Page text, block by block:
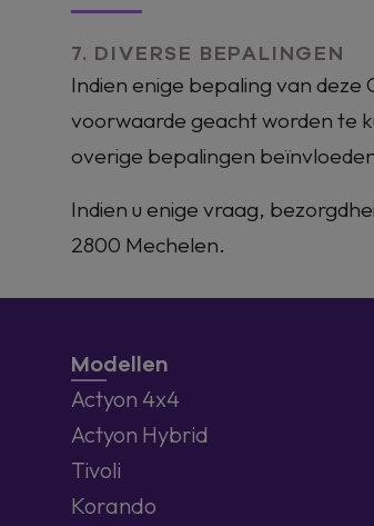
7. DIVERSE BEPALINGEN
Indien enige bepaling van
voorwaarde geacht worden te
overige bepalingen
Indien u enige vraag,
2800 Mechelen.
Modellen
Actyon 4x4
Actyon Hybrid
Tivoli
Korando